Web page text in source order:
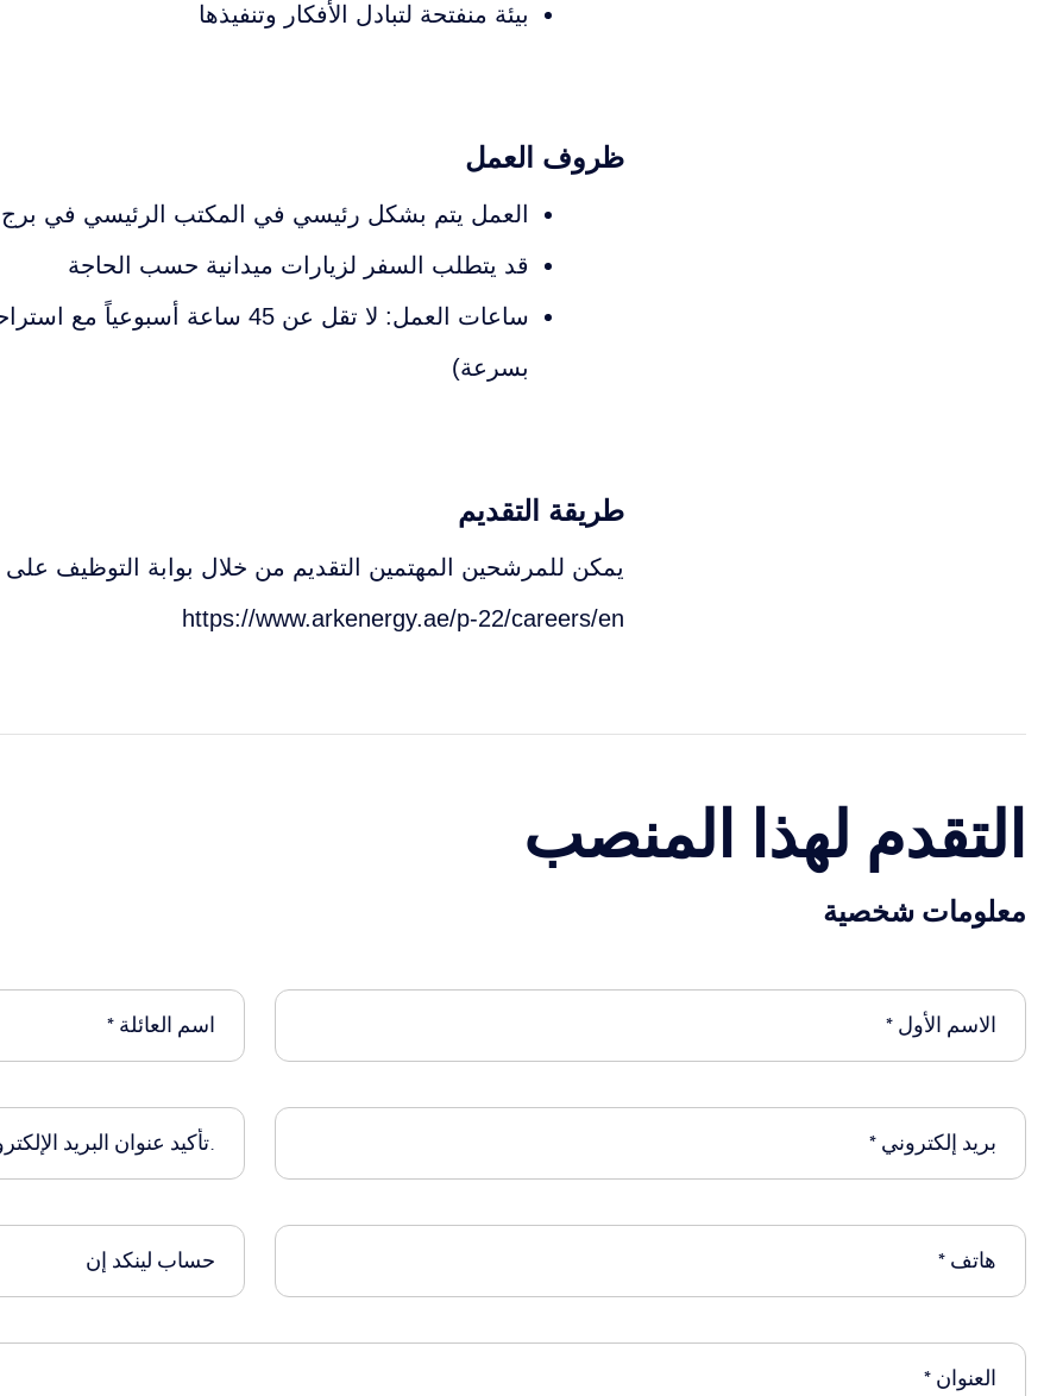
بيئة منفتحة لتبادل الأفكار وتنفيذها
ظروف العمل
العمل يتم بشكل رئيسي في المكتب الرئيسي في برج A، أنطلياس
قد يتطلب السفر لزيارات ميدانية حسب الحاجة
بسرعة)
طريقة التقديم
يمكن للمرشحين المهتمين التقديم من خلال بوابة التوظيف على
https://www.arkenergy.ae/p-22/careers/en
التقدم لهذا المنصب
معلومات شخصية